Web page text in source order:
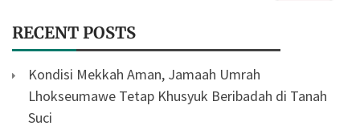
RECENT POSTS
Kondisi Mekkah Aman, Jamaah Umrah
Lhokseumawe Tetap Khusyuk Beribadah di Tanah
Suci